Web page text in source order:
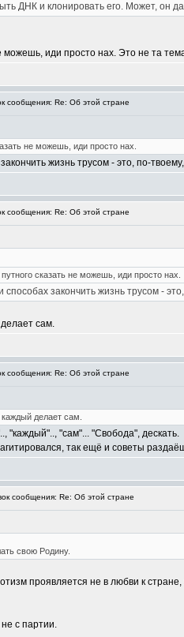
ДНК и клонировать его. Может, он
можешь, иди просто нах. Это не та
сообщения: Re: Об этой стране
не можешь, иди просто нах.
жизнь трусом - это, по-
сообщения: Re: Об этой стране
сказать не можешь, иди просто нах.
закончить жизнь трусом -
сам.
сообщения: Re: Об этой стране
делает сам.
"каждый".., "сам"... "Свобода", дескать.
так ещё и советы
сообщения: Re: Об этой стране
свою Родину.
проявляется не в любви к
с партии.